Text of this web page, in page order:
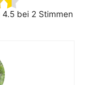
4.5 bei 2 Stimmen